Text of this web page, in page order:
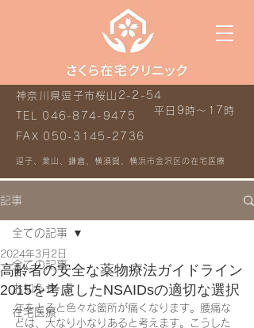
平日9時～17時
神奈川県逗子市桜山2-2-54
TEL 046-874-9475
FAX 050-3145-2736
逗子、葉山、鎌倉、横須賀、横浜市金沢区の在宅医療
記事
全ての記事
お知らせ
在宅医療
全ての記事
高齢者の安全な薬物療法ガイドライン
2015を考慮したNSAIDsの適切な選択
2024年3月2日
年をとると色々な箇所が痛くなります。腰痛な
どは、大なり小なりあると考えます。こうした